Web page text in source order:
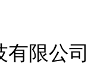
有限公